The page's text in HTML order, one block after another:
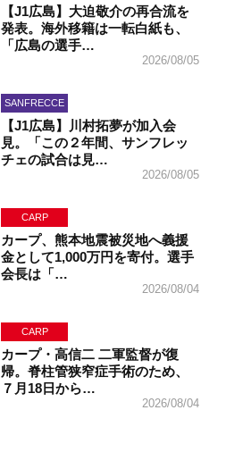
【J1広島】大迫敬介の再合流を
発表。海外移籍は一転白紙も、
「広島の選手…
2026/08/05
SANFRECCE
【J1広島】川村拓夢が加入会
見。「この２年間、サンフレッ
チェの試合は見…
2026/08/05
CARP
カープ、熊本地震被災地へ義援
金として1,000万円を寄付。選手
会長は「…
2026/08/04
CARP
カープ・高信二 二軍監督が復
帰。脊柱管狭窄症手術のため、
７月18日から…
2026/08/04